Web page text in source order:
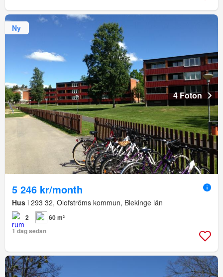
Ny
4 Foton
5 246 kr/month
Hus i 293 32, Olofströms kommun, Blekinge län
2
60 m²
1 dag sedan